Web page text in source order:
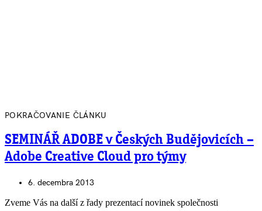
POKRAČOVANIE ČLÁNKU
SEMINÁŘ ADOBE v Českých Budějovicích –
Adobe Creative Cloud pro týmy
6. decembra 2013
Zveme Vás na další z řady prezentací novinek společnosti